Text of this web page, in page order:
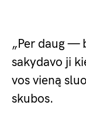
„Per daug —
sakydavo ji
vos vieną
skubos.